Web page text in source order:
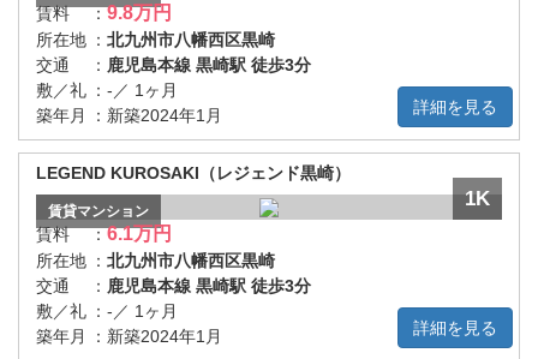
詳細を見る
賃料 ：9.8万円
所在地 ： 北九州市八幡西区黒崎
交通
： 鹿児島本線 黒崎駅 徒歩3分
敷／礼 ： -／ 1ヶ月
築年月
： 新築2024年1月
詳細を見る
LEGEND KUROSAKI（レジェンド黒崎）
1K
賃貸マンション
賃料 ：6.1万円
所在地 ： 北九州市八幡西区黒崎
交通
： 鹿児島本線 黒崎駅 徒歩3分
敷／礼 ： -／ 1ヶ月
築年月
： 新築2024年1月